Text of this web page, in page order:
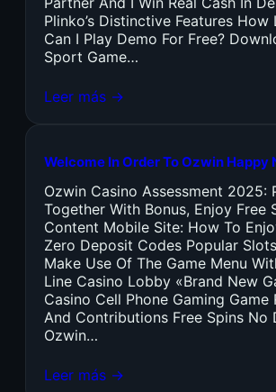
Plinko’s Distinctive Features How
Can I Play Demo For Free?
Sport Game…
Leer más →
Welcome In Order To Ozwin Happy
Ozwin Casino Assessment 2025:
Together With Bonus, Enjoy Free
Content Mobile Site: How To
Zero Deposit Codes Popular
Make Use Of The Game Menu
Line Casino Lobby «Brand New
Casino Cell Phone Gaming Game
And Contributions Free Spins No
Ozwin…
Leer más →